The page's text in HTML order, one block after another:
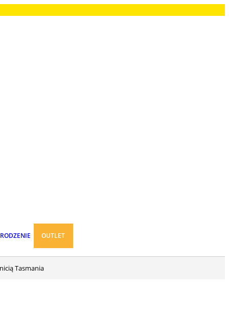
OUTLET
Tasmania